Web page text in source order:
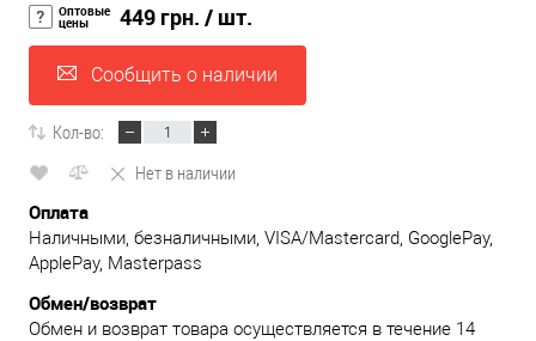
Оптовые
цены 449 грн. / шт.
Сообщить о наличии
Кол-во:
Нет в наличии
Оплата
Наличными, безналичными, VISA/Mastercard, GooglePay,
ApplePay, Masterpass
Обмен/возврат
Обмен и возврат товара осуществляется в течение 14